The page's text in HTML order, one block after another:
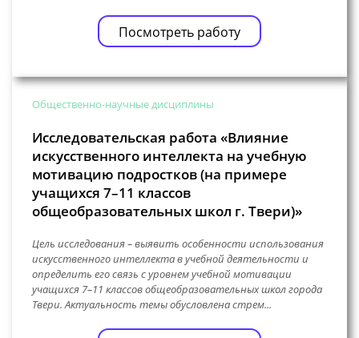
Посмотреть работу
Общественно-научные дисциплины
Исследовательская работа «Влияние
искусственного интеллекта на учебную
мотивацию подростков (на примере
учащихся 7–11 классов
общеобразовательных школ г. Твери)»
Цель исследования – выявить особенности использования
искусственного интеллекта в учебной деятельности и
определить его связь с уровнем учебной мотивации
учащихся 7–11 классов общеобразовательных школ города
Твери. Актуальность темы обусловлена стрем...